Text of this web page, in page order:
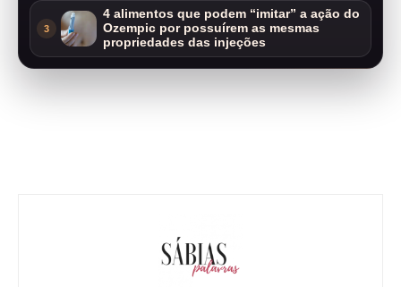
3
4 alimentos que podem “imitar” a ação do
Ozempic por possuírem as mesmas
propriedades das injeções